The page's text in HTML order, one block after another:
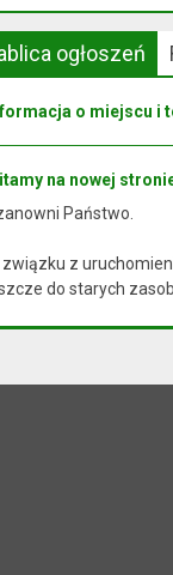
ogłoszeń
o miejscu i
na nowej
Państwo.
związku z
do starych